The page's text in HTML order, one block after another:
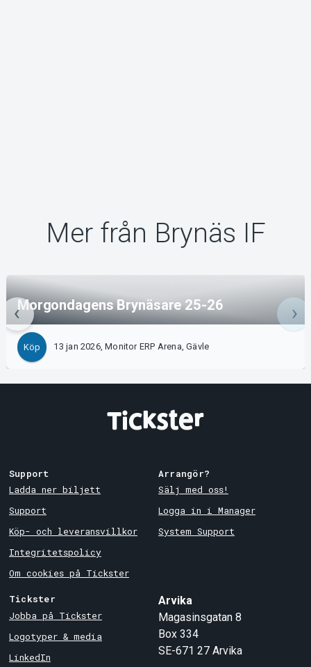
Mer från Brynäs IF
Morgondagens Brynäsare 25-26
Köp 13 jan 2026, Monitor ERP Arena, Gävle
Support
Ladda ner biljett
Support
Köp- och leveransvillkor
Integritetspolicy
Om cookies på Tickster
Arrangör?
Sälj med oss!
Logga in i Manager
System Support
Tickster
Jobba på Tickster
Logotyper & media
LinkedIn
Arvika
Magasinsgatan 8
Box 334
SE-671 27 Arvika